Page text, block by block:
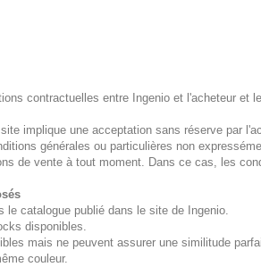
contractuelles entre Ingenio et l'acheteur
implique une acceptation sans réserve par
générales ou particulières non
de vente à tout moment. Dans ce cas, les
catalogue publié dans le site de Ingenio.
disponibles.
mais ne peuvent assurer une similitude
couleur.